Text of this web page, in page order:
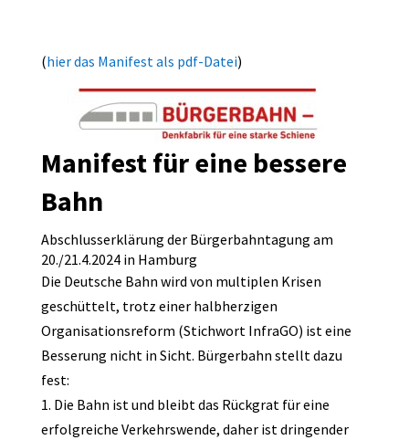
(hier das Manifest als pdf-Datei)
Manifest für eine bessere
Bahn
Abschlusserklärung der Bürgerbahntagung am
20./21.4.2024 in Hamburg
Die Deutsche Bahn wird von multiplen Krisen
geschüttelt, trotz einer halbherzigen
Organisationsreform (Stichwort InfraGO) ist eine
Besserung nicht in Sicht. Bürgerbahn stellt dazu
fest:
1. Die Bahn ist und bleibt das Rückgrat für eine
erfolgreiche Verkehrswende, daher ist dringender